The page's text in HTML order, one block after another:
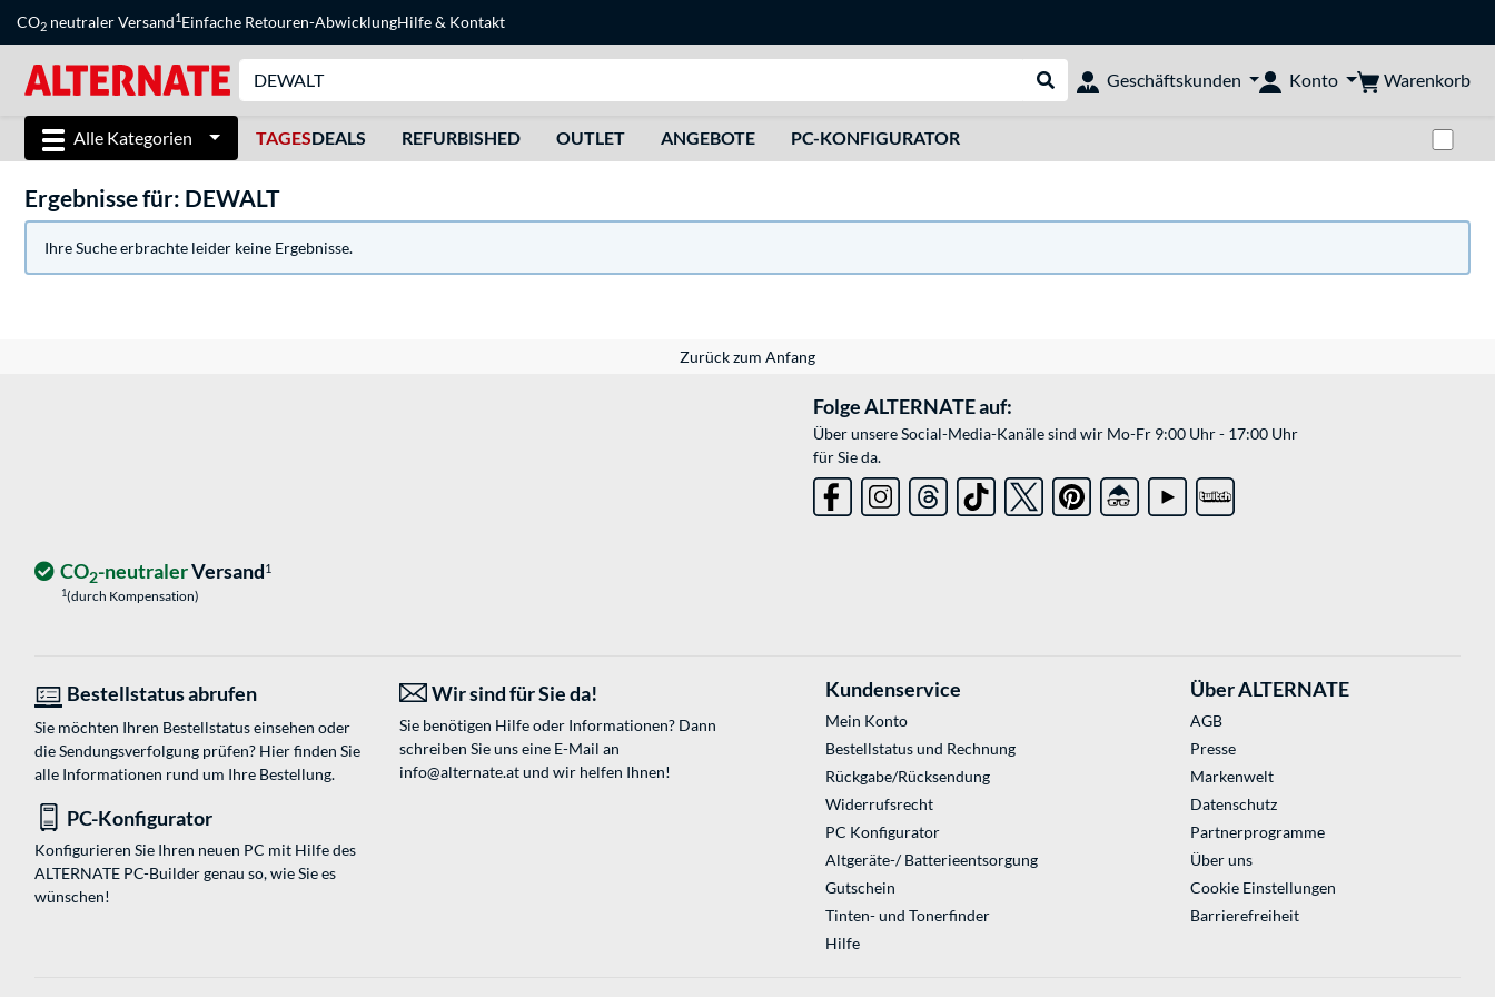
CO2 neutraler Versand1Einfache Retouren-AbwicklungHilfe& Kontakt
Suche durchführen
Geschäftskunden Konto Warenkorb
Alle Kategorien TAGESDEALS REFURBISHED OUTLET ANGEBOTE PC-KONFIGURATOR
Ergebnisse für: DEWALT
Ihre Suche erbrachte leider keine Ergebnisse.
Zurück zum Anfang
Folge ALTERNATE auf:
Über unsere Social-Media-Kanäle sind wir Mo-Fr 9:00 Uhr - 17:00 Uhr
für Sie da.
CO2-neutralerVersand1
1(durch Kompensation)
Bestellstatus abrufen
Sie möchten Ihren Bestellstatus einsehen oder
die Sendungsverfolgung prüfen? Hier finden Sie
alle Informationen rund um Ihre Bestellung.
Wir sind für Sie da!
Sie benötigen Hilfe oder Informationen? Dann
schreiben Sie uns eine E-Mail an
info@alternate.atund wir helfen Ihnen!
PC-Konfigurator
Konfigurieren Sie Ihren neuen PC mit Hilfe des
ALTERNATE PC-Builder genau so, wie Sie es
wünschen!
Kundenservice
Mein Konto
Bestellstatus und Rechnung
Rückgabe/Rücksendung
Widerrufsrecht
PC Konfigurator
Altgeräte-/ Batterieentsorgung
Gutschein
Tinten- und Tonerfinder
Hilfe
Über ALTERNATE
AGB
Presse
Markenwelt
Datenschutz
Partnerprogramme
Über uns
Cookie Einstellungen
Barrierefreiheit